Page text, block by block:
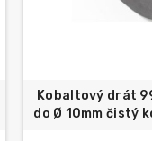
Kobaltový drát
do Ø 10mm čistý